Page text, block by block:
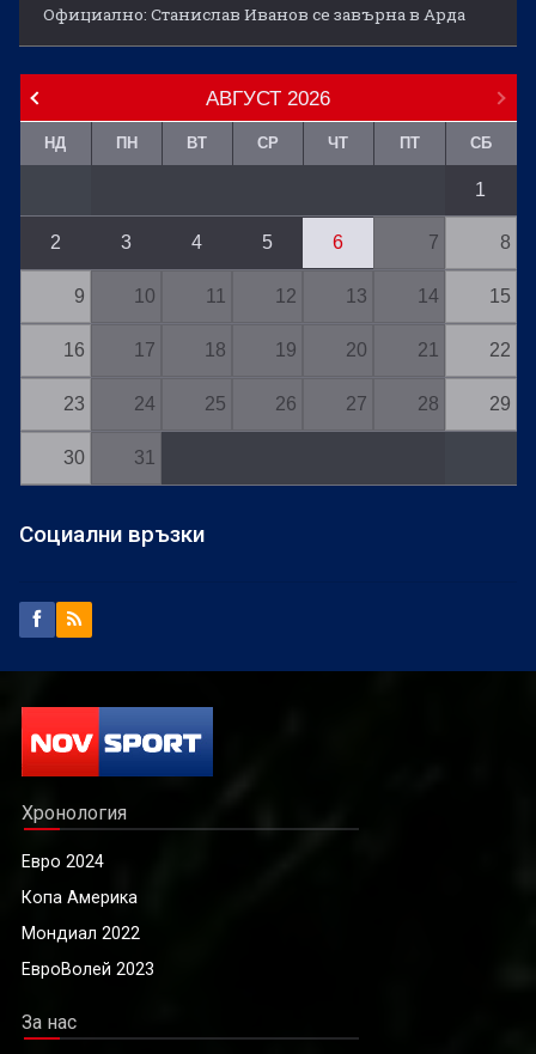
Официално: Станислав Иванов се завърна в Арда
АВГУСТ 2026
НД ПН ВТ СР ЧТ ПТ СБ
1
2 3 4 5 6 7 8
9 10 11 12 13 14 15
16 17 18 19 20 21 22
23 24 25 26 27 28 29
30 31
Социални връзки
Хронология
Евро 2024
Копа Америка
Мондиал 2022
ЕвроВолей 2023
За нас